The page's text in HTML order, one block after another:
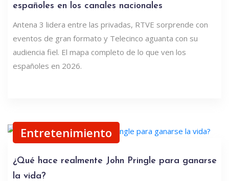
españoles en los canales nacionales
Antena 3 lidera entre las privadas, RTVE sorprende con
eventos de gran formato y Telecinco aguanta con su
audiencia fiel. El mapa completo de lo que ven los
españoles en 2026.
Entretenimiento
¿Qué hace realmente John Pringle para ganarse
la vida?